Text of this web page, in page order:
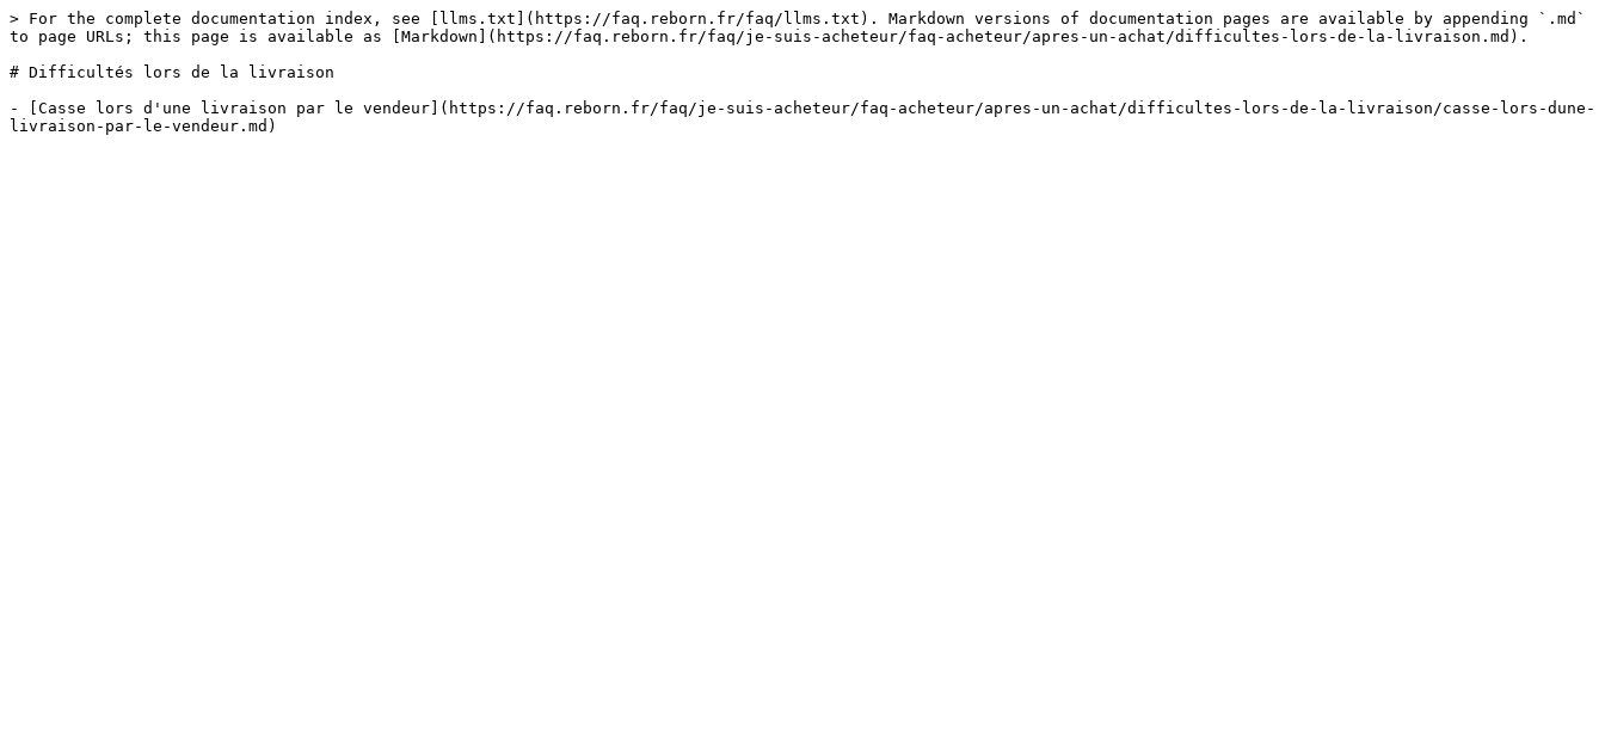
> For the complete documentation index, see [llms.txt](https://faq.reborn.fr/faq/llms.txt). Markdown versions of documentation pages are available by appending `.md`
to page URLs; this page is available as [Markdown](https://faq.reborn.fr/faq/je-suis-acheteur/faq-acheteur/apres-un-achat/difficultes-lors-de-la-livraison.md).
# Difficultés lors de la livraison
- [Casse lors d'une livraison par le vendeur](https://faq.reborn.fr/faq/je-suis-acheteur/faq-acheteur/apres-un-achat/difficultes-lors-de-la-livraison/casse-lors-dune-